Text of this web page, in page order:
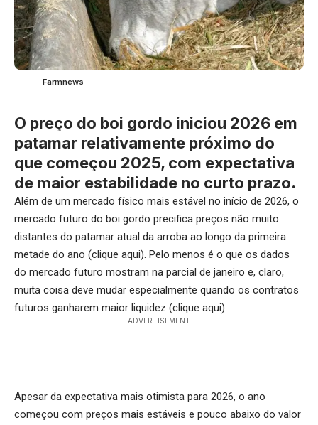
Farmnews
O preço do boi gordo iniciou 2026 em
patamar relativamente próximo do
que começou 2025, com expectativa
de maior estabilidade no curto prazo.
Além de um mercado físico mais estável no início de 2026, o
mercado futuro do boi gordo precifica preços não muito
distantes do patamar atual da arroba ao longo da primeira
metade do ano (clique aqui). Pelo menos é o que os dados
do mercado futuro mostram na parcial de janeiro e, claro,
muita coisa deve mudar especialmente quando os contratos
futuros ganharem maior liquidez (clique aqui).
- ADVERTISEMENT -
Apesar da expectativa mais otimista para 2026, o ano
começou com preços mais estáveis e pouco abaixo do valor